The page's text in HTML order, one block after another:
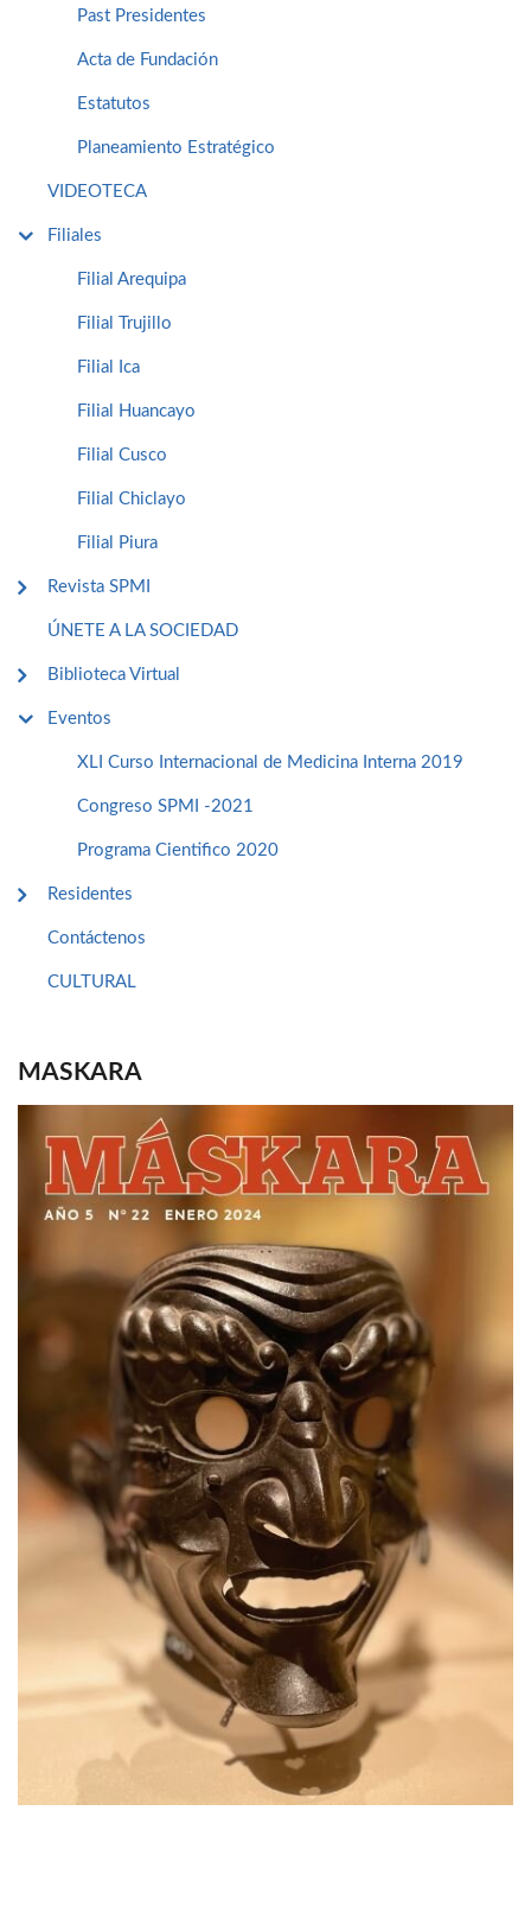
Past Presidentes
Acta de Fundación
Estatutos
Planeamiento Estratégico
VIDEOTECA
Filiales
Filial Arequipa
Filial Trujillo
Filial Ica
Filial Huancayo
Filial Cusco
Filial Chiclayo
Filial Piura
Revista SPMI
ÚNETE A LA SOCIEDAD
Biblioteca Virtual
Eventos
XLI Curso Internacional de Medicina Interna 2019
Congreso SPMI -2021
Programa Cientifico 2020
Residentes
Contáctenos
CULTURAL
MASKARA